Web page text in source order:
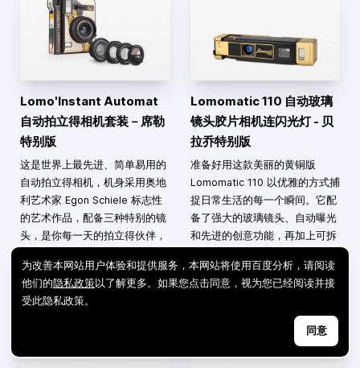
Lomo'Instant Automat
自动拍立得相机套装－席勒
特别版
这是世界上最先进、简单易用的
自动拍立得相机，机身采用奥地
利艺术家 Egon Schiele 标志性
的艺术作品，配备三种特别的镜
头，是你每一天的拍立得伙伴，
Lomomatic 110 自动玻璃
镜头胶片相机连闪光灯 - 贝
拉乔特别版
准备好用这款美丽的黄铜版
Lomomatic 110 以优雅的方式捕
捉日常生活的每一个瞬间。它配
备了强大的玻璃镜头、自动曝光
和先进的创意功能，再加上可拆
就开始！
为改善本网站用户体验和提供服务，本网站将使用百度分析，请阅读
他们的隐私政策以了解更多。如果您点击同意，视为您已经阅读并接
受此隐私政策。
同意